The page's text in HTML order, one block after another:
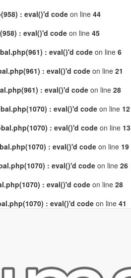
: eval()'d code on line 44
: eval()'d codeon line 45
: eval()'d codeon line 6
: eval()'d codeon line 21
: eval()'d codeon line 28
: eval()'d code on line 12
: eval()'d codeon line 13
: eval()'d codeon line 19
: eval()'d code on line 26
: eval()'d code on line 28
: eval()'d codeon line 41